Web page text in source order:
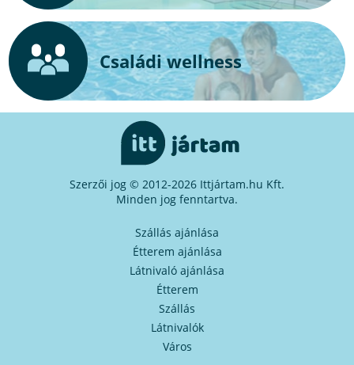
Családi wellness
Szerzői jog © 2012-2026 Ittjártam.hu Kft.
Minden jog fenntartva.
Szállás ajánlása
Étterem ajánlása
Látnivaló ajánlása
Étterem
Szállás
Látnivalók
Város